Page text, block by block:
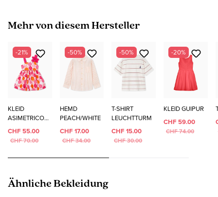
Produktgalerie überspringen
Mehr von diesem Hersteller
-21%
KLEID
ASIMETRICO
BLUMEN
CHF 55.00
CHF 70.00
-50%
HEMD
PEACH/WHITE
CHF 17.00
CHF 34.00
-50%
T-SHIRT
LEUCHTTURM
CHF 15.00
CHF 30.00
-20%
KLEID GUIPUR
CHF 59.00
CHF 74.00
Produktgalerie überspringen
Ähnliche Bekleidung